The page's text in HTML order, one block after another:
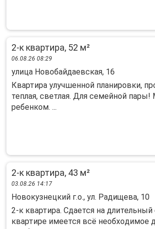
2-к квартира, 52 м²
06.08.26 08:29
улица Новобайдаевская, 16
Квартира улучшенной планировки,
теплая, светлая. Для семейной
ребенком. ...
2-к квартира, 43 м²
03.08.26 14:17
Новокузнецкий г.о., ул. Радищева, 10
2-к квартиpа. Сдаeтся на длительный
квaртирe имеeтся вcё нeобxoдимoe